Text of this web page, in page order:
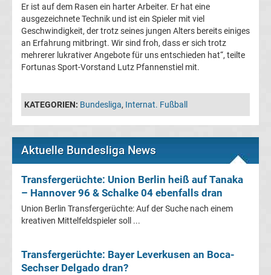
Fritz-
Walter-
Medaillen-
Alle
Herbstmeister
Bundesliga
Alle
Er ist auf dem Rasen ein harter Arbeiter. Er hat eine
ausgezeichnete Technik und ist ein Spieler mit viel
Geschwindigkeit, der trotz seines jungen Alters bereits einiges
an Erfahrung mitbringt. Wir sind froh, dass er sich trotz
mehrerer lukrativer Angebote für uns entschieden hat“, teilte
Fortunas Sport-Vorstand Lutz Pfannenstiel mit.
KATEGORIEN: Bundesliga, Internat. Fußball
Aktuelle Bundesliga News
Transfergerüchte: Union Berlin heiß auf Tanaka
– Hannover 96 & Schalke 04 ebenfalls dran
Union Berlin Transfergerüchte: Auf der Suche nach einem
kreativen Mittelfeldspieler soll ...
Transfergerüchte: Bayer Leverkusen an Boca-
Sechser Delgado dran?